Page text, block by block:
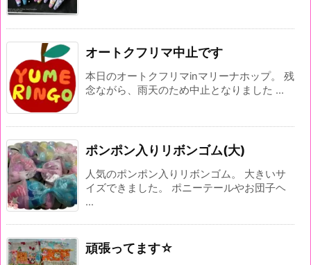
オートクフリマ中止です
本日のオートクフリマinマリーナホップ。 残
念ながら、雨天のため中止となりました ...
ポンポン入りリボンゴム(大)
人気のポンポン入りリボンゴム。 大きいサ
イズできました。 ポニーテールやお団子ヘ
...
頑張ってます☆